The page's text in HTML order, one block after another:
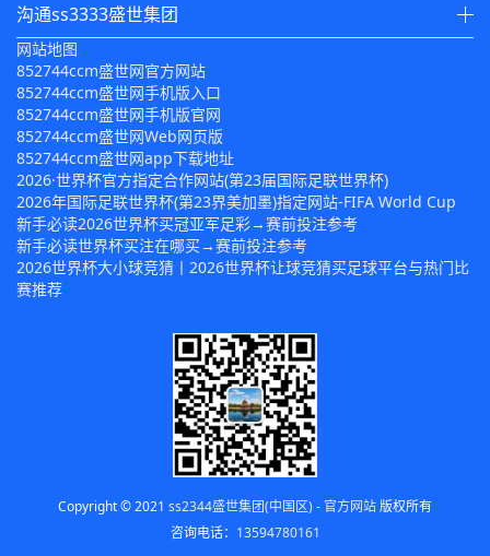
沟通ss3333盛世集团
网站地图
852744ccm盛世网官方网站
852744ccm盛世网手机版入口
852744ccm盛世网手机版官网
852744ccm盛世网Web网页版
852744ccm盛世网app下载地址
2026·世界杯官方指定合作网站(第23届国际足联世界杯)
2026年国际足联世界杯(第23界美加墨)指定网站-FIFA World Cup
新手必读2026世界杯买冠亚军足彩→赛前投注参考
新手必读世界杯买注在哪买→赛前投注参考
2026世界杯大小球竞猜丨2026世界杯让球竞猜买足球平台与热门比
赛推荐
Copyright © 2021 ss2344盛世集团(中国区) - 官方网站版权所有
咨询电话： 13594780161